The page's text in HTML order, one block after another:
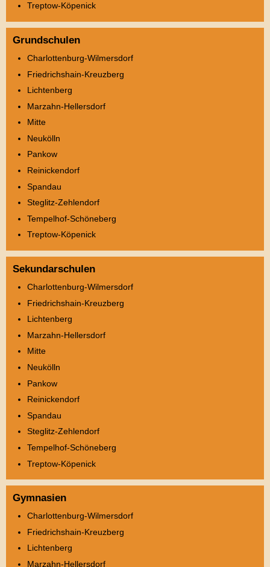
Treptow-Köpenick
Grundschulen
Charlottenburg-Wilmersdorf
Friedrichshain-Kreuzberg
Lichtenberg
Marzahn-Hellersdorf
Mitte
Neukölln
Pankow
Reinickendorf
Spandau
Steglitz-Zehlendorf
Tempelhof-Schöneberg
Treptow-Köpenick
Sekundarschulen
Charlottenburg-Wilmersdorf
Friedrichshain-Kreuzberg
Lichtenberg
Marzahn-Hellersdorf
Mitte
Neukölln
Pankow
Reinickendorf
Spandau
Steglitz-Zehlendorf
Tempelhof-Schöneberg
Treptow-Köpenick
Gymnasien
Charlottenburg-Wilmersdorf
Friedrichshain-Kreuzberg
Lichtenberg
Marzahn-Hellersdorf